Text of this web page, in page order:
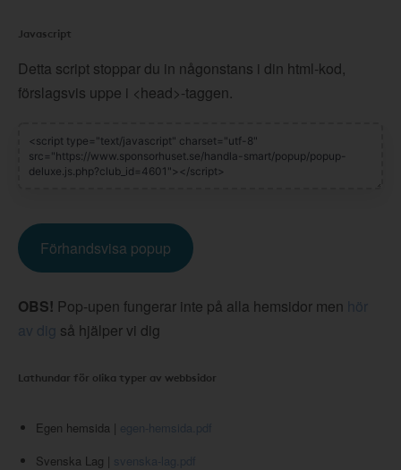
Javascript
Detta script stoppar du in någonstans i din html-kod,
förslagsvis uppe i <head>-taggen.
Förhandsvisa popup
OBS! Pop-upen fungerar inte på alla hemsidor men
hör
av dig så hjälper vi dig
Lathundar för olika typer av webbsidor
Egen hemsida |
egen-hemsida.pdf
Svenska Lag |
svenska-lag.pdf